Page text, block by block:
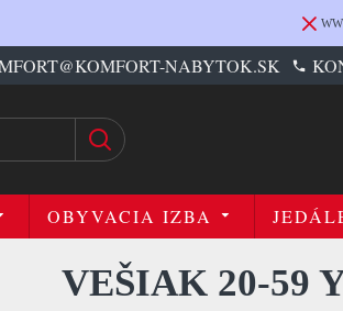
NABYTOK.SK
OBYVACIA IZBA
VEŠIAK 20-59